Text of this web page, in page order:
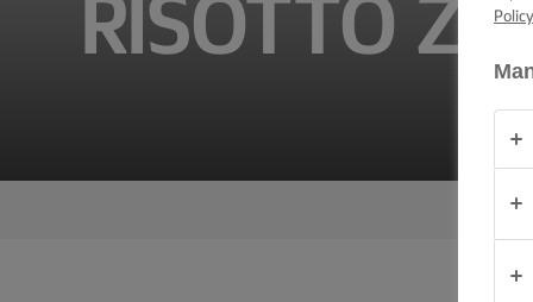
PRODUKTYRISOTTO Z
Policy